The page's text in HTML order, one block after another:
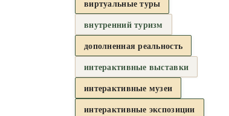
виртуальные туры
внутренний туризм
дополненная реальность
интерактивные выставки
интерактивные музеи
интерактивные экспозиции